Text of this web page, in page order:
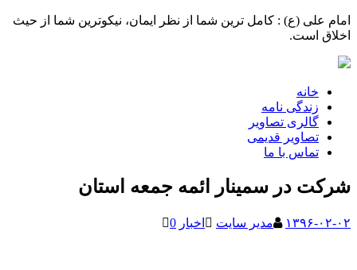
امام علی (ع) : کامل ترین شما از نظر ایمان، نیکوترین شما از حیث
اخلاق است.
خانه
زندگی نامه
گالری تصاویر
تصاویر قدیمی
تماس با ما
شرکت در سمینار ائمه جمعه استان
۱۳۹۶-۰۲-۰۲ مدیر سایت اخبار 0